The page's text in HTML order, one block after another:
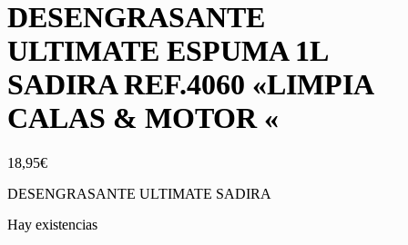
DESENGRASANTE
ULTIMATE ESPUMA 1L
SADIRA REF.4060 «LIMPIA
CALAS & MOTOR «
18,95€
DESENGRASANTE ULTIMATE SADIRA
Hay existencias